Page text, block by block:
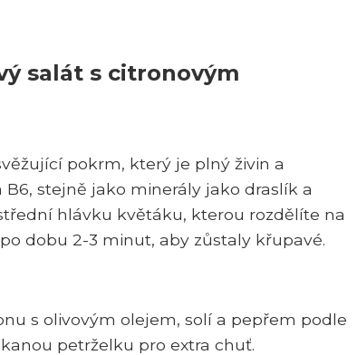
salát s citronovým
pokrm, který je plný živin a
stejně jako minerály jako draslík a
hlávku květáku, kterou rozdělíte na
dobu 2-3 minut, aby zůstaly křupavé.
s olivovým olejem, solí a pepřem podle
petrželku pro extra chuť.